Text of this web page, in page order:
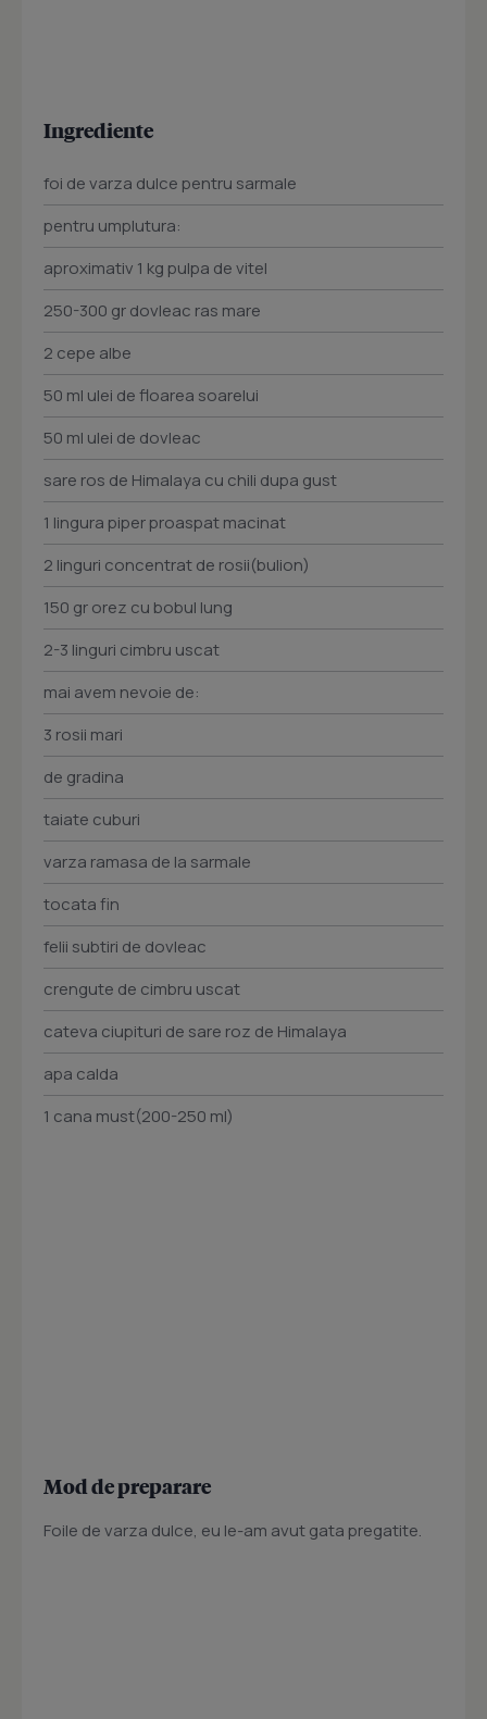
Ingrediente
foi de varza dulce pentru sarmale
pentru umplutura:
aproximativ 1 kg pulpa de vitel
250-300 gr dovleac ras mare
2 cepe albe
50 ml ulei de floarea soarelui
50 ml ulei de dovleac
sare ros de Himalaya cu chili dupa gust
1 lingura piper proaspat macinat
2 linguri concentrat de rosii(bulion)
150 gr orez cu bobul lung
2-3 linguri cimbru uscat
mai avem nevoie de:
3 rosii mari
de gradina
taiate cuburi
varza ramasa de la sarmale
tocata fin
felii subtiri de dovleac
crengute de cimbru uscat
cateva ciupituri de sare roz de Himalaya
apa calda
1 cana must(200-250 ml)
Mod de preparare
Foile de varza dulce, eu le-am avut gata pregatite.